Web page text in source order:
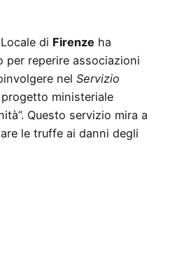
di Firenze ha
per reperire associazioni
nel Servizio
ministeriale
Questo servizio mira a
le truffe ai danni degli